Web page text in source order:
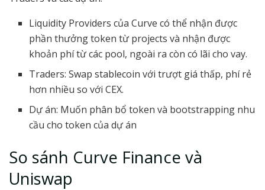
Liquidity Providers của Curve có thể nhận được
phần thưởng token từ projects và nhận được
khoản phí từ các pool, ngoài ra còn có lãi cho vay.
Traders: Swap stablecoin với trượt giá thấp, phí rẻ
hơn nhiều so với CEX.
Dự án: Muốn phân bổ token và bootstrapping nhu
cầu cho token của dự án
So sánh Curve Finance và
Uniswap